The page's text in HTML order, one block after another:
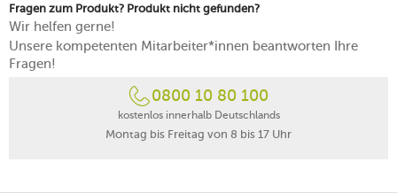
Fragen zum Produkt? Produkt nicht gefunden?
Wir helfen gerne!
Unsere kompetenten Mitarbeiter*innen beantworten Ihre
Fragen!
0800 10 80 100
kostenlos innerhalb Deutschlands
Montag bis Freitag von 8 bis 17 Uhr